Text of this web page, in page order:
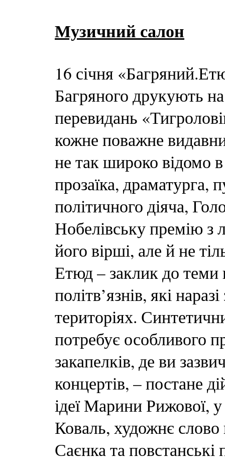
Музичний салон
16 січня
Багряного друкують
перевидань
кожне поважне
не так широко відомо в
прозаїка, драматурга,
політичного діяча,
Нобелівську премію з
його вірші, але й не
Етюд – заклик до теми
політв’язнів, які
територіях.
потребує особливого
закапелків, де ви
концертів, – постане
ідеї Марини Рижової,
Коваль, художнє слово
Саєнка та повстанські